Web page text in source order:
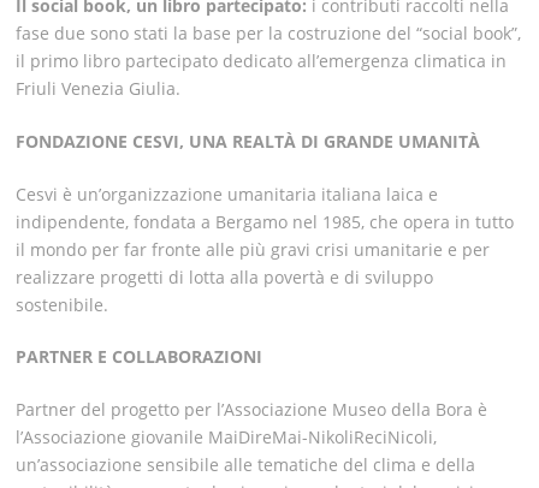
Il social book, un libro partecipato: i contributi raccolti nella
fase due sono stati la base per la costruzione del “social book”,
il primo libro partecipato dedicato all’emergenza climatica in
Friuli Venezia Giulia.
FONDAZIONE CESVI, UNA REALTÀ DI GRANDE UMANITÀ
Cesvi è un’organizzazione umanitaria italiana laica e
indipendente, fondata a Bergamo nel 1985, che opera in tutto
il mondo per far fronte alle più gravi crisi umanitarie e per
realizzare progetti di lotta alla povertà e di sviluppo
sostenibile.
PARTNER E COLLABORAZIONI
Partner del progetto per l’Associazione Museo della Bora è
l’Associazione giovanile MaiDireMai-NikoliReciNicoli,
un’associazione sensibile alle tematiche del clima e della